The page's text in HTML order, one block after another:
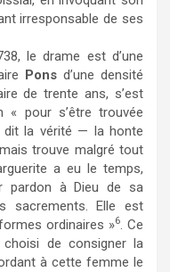
irresponsable de ses
le drame est d’une
Pons d’une densité
de trente ans, s’est
« pour s’être trouvée
dit la vérité — la honte
trouve malgré tout
a eu le temps,
pardon à Dieu de sa
sacrements. Elle est
ordinaires »6. Ce
de consigner la
à cette femme le